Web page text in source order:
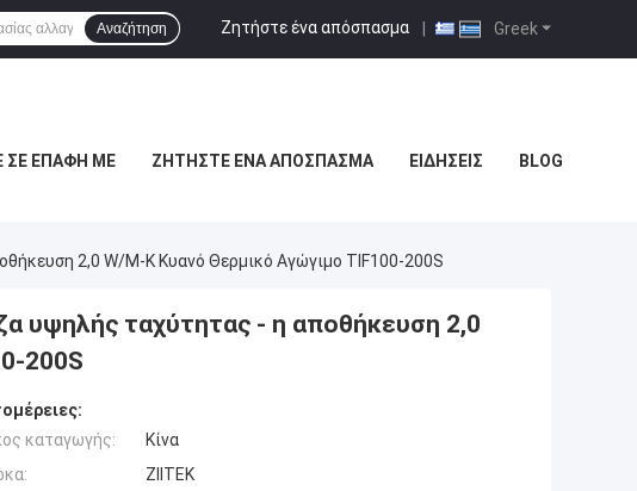
Greek
Ζητήστε ένα απόσπασμα |
Αναζήτηση
ΣΕ ΕΠΑΦΉ ΜΕ ΖΗΤΉΣΤΕ ΈΝΑ ΑΠΌΣΠΑΣΜΑ ΕΙΔΉΣΕΙΣ BLOG
2,0 W/m-Κ Κυανό Θερμικό Αγώγιμο TIF100-200S
υψηλής ταχύτητας - η αποθήκευση 2,0
200S
καταγωγής:
Κίνα
ZIITEK